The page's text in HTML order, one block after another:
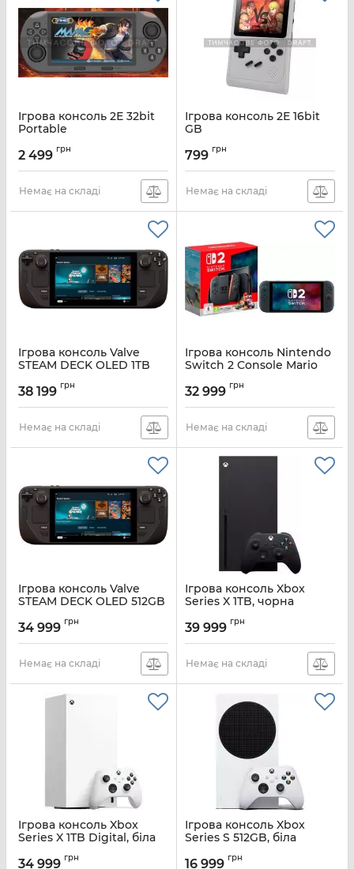
Ігрова консоль 2Е 32bit
Portable
2 499 грн
Немає на складі
Ігрова консоль 2Е 16bit
GB
799 грн
Немає на складі
Ігрова консоль Valve
STEAM DECK OLED 1TB
Артикул: 1020_1024CR
38 199 грн
Немає на складі
Ігрова консоль Nintendo
Switch 2 Console Mario
Артикул: 0045496321529
32 999 грн
Немає на складі
Ігрова консоль Valve
STEAM DECK OLED 512GB
Артикул: 1020_512CR
34 999 грн
Немає на складі
Ігрова консоль Xbox
Series X 1TB, чорна
39 999 грн
Немає на складі
Ігрова консоль Xbox
Series X 1TB Digital, біла
34 999 грн
Ігрова консоль Xbox
Series S 512GB, біла
16 999 грн